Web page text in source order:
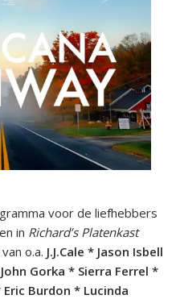
voor de liefhebbers
in Richard’s Platenkast
o.a. J.J.Cale * Jason Isbell
Gorka * Sierra Ferrel *
Burdon * Lucinda